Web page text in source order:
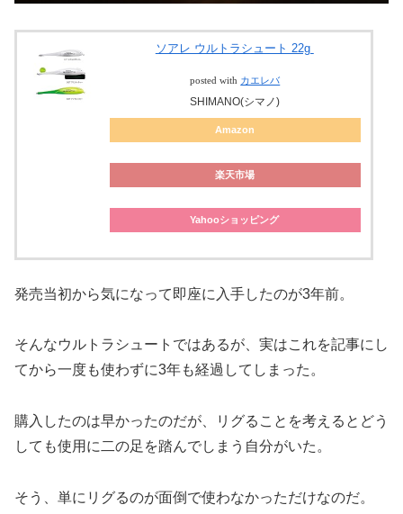
ソアレ ウルトラシュート 22g
posted with カエレバ
SHIMANO(シマノ)
Amazon
楽天市場
Yahooショッピング
発売当初から気になって即座に入手したのが3年前。
そんなウルトラシュートではあるが、実はこれを記事にし
てから一度も使わずに3年も経過してしまった。
購入したのは早かったのだが、リグることを考えるとどう
しても使用に二の足を踏んでしまう自分がいた。
そう、単にリグるのが面倒で使わなかっただけなのだ。